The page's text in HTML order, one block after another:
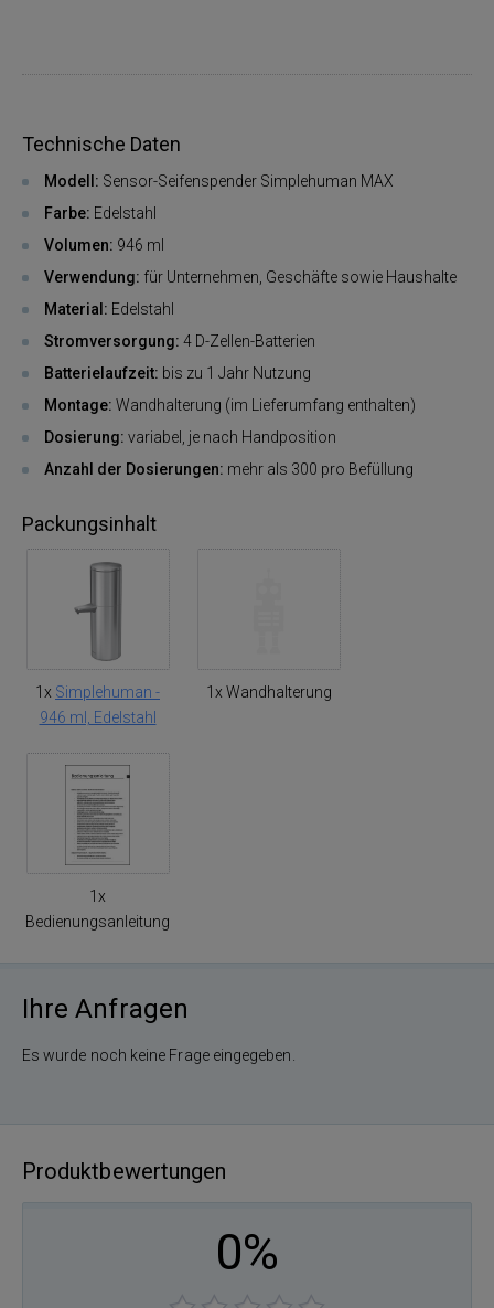
Technische Daten
Modell: Sensor-Seifenspender Simplehuman MAX
Farbe: Edelstahl
Volumen: 946 ml
Verwendung: für Unternehmen, Geschäfte sowie Haushalte
Material: Edelstahl
Stromversorgung: 4 D-Zellen-Batterien
Batterielaufzeit: bis zu 1 Jahr Nutzung
Montage: Wandhalterung (im Lieferumfang enthalten)
Dosierung: variabel, je nach Handposition
Anzahl der Dosierungen: mehr als 300 pro Befüllung
Packungsinhalt
1x Simplehuman -
946 ml, Edelstahl
1x Wandhalterung
1x
Bedienungsanleitung
Ihre Anfragen
Es wurde noch keine Frage eingegeben.
Produktbewertungen
0%